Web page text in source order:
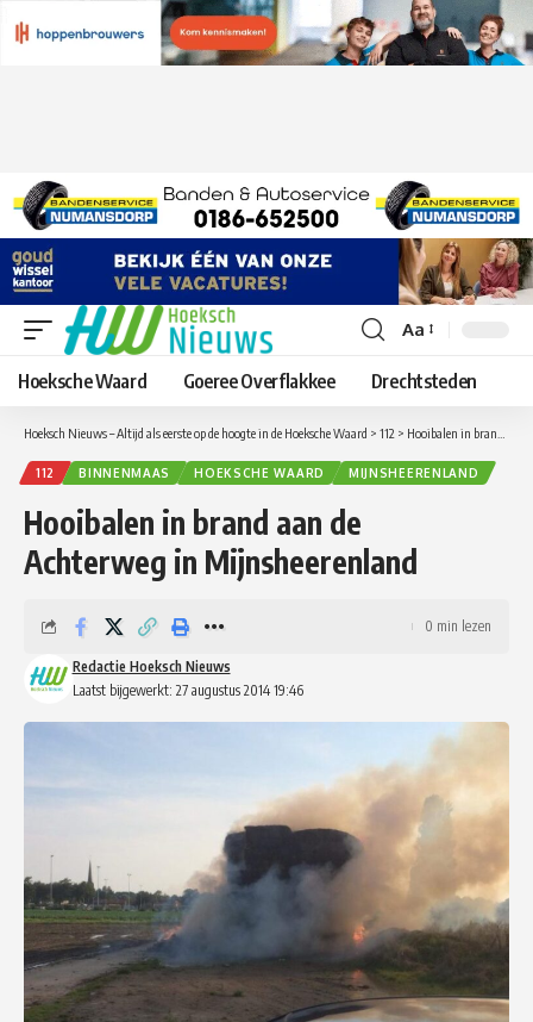
Lettergrootte
aanpassen
Aa
Hoeksche Waard Goeree Overflakkee Drechtsteden
Hoeksch Nieuws – Altijd als eerste op de hoogte in de Hoeksche Waard > 112 > Hooibalen in brand aan de Achterweg in Mijnsheerenland
112 BINNENMAAS HOEKSCHE WAARD MIJNSHEERENLAND
Hooibalen in brand aan de
Achterweg in Mijnsheerenland
Laatst bijgewerkt: 27 augustus 2014 19:46
Redactie Hoeksch Nieuws
0 min lezen